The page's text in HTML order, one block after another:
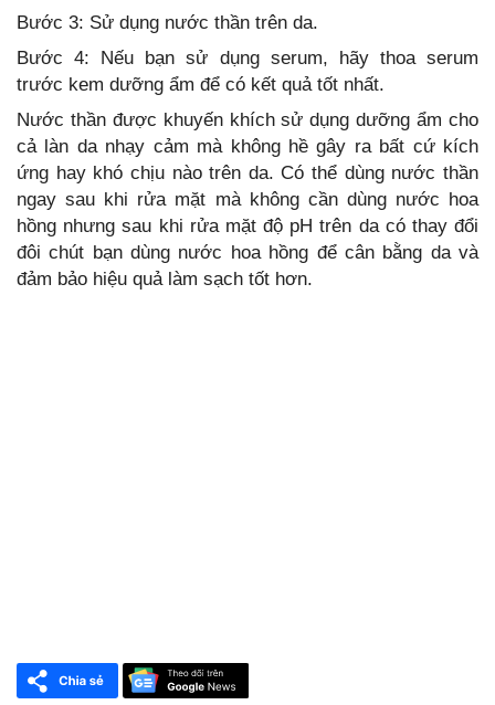
Bước 3: Sử dụng nước thần trên da.
Bước 4: Nếu bạn sử dụng serum, hãy thoa serum
trước kem dưỡng ẩm để có kết quả tốt nhất.
Nước thần được khuyến khích sử dụng dưỡng ẩm cho
cả làn da nhạy cảm mà không hề gây ra bất cứ kích
ứng hay khó chịu nào trên da. Có thể dùng nước thần
ngay sau khi rửa mặt mà không cần dùng nước hoa
hồng nhưng sau khi rửa mặt độ pH trên da có thay đổi
đôi chút bạn dùng nước hoa hồng để cân bằng da và
đảm bảo hiệu quả làm sạch tốt hơn.